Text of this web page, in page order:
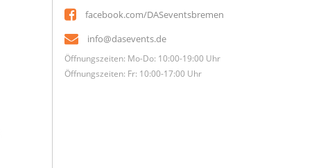
facebook.com/DASeventsbremen
info@dasevents.de
Öffnungszeiten: Mo-Do: 10:00-19:00 Uhr
Öffnungszeiten: Fr: 10:00-17:00 Uhr